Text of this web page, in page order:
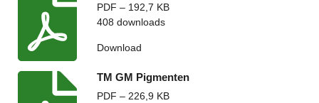
PDF – 192,7 KB
408 downloads
Download
TM GM Pigmenten
PDF – 226,9 KB